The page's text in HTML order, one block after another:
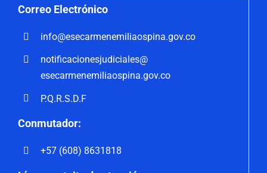
Correo Electrónico
info@esecarmenemiliaospina.gov.co
notificacionesjudiciales@
esecarmenemiliaospina.gov.co
P.Q.R.S.D.F
Conmutador:
+57 (608) 8631818